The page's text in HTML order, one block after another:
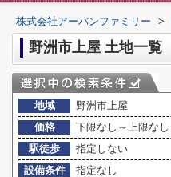
株式会社アーバンファミリー >
野洲市上屋 土地一覧
地域
野洲市上屋
価格
下限なし～上限なし
駅徒歩
指定しない
設備条件
指定なし